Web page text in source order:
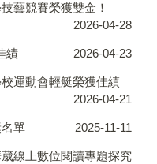
藝競賽榮獲雙金！
2026-04-28
績 2026-04-23
運動會輕艇榮獲佳績
2026-04-21
單 2025-11-11
線上數位閱讀專題探究